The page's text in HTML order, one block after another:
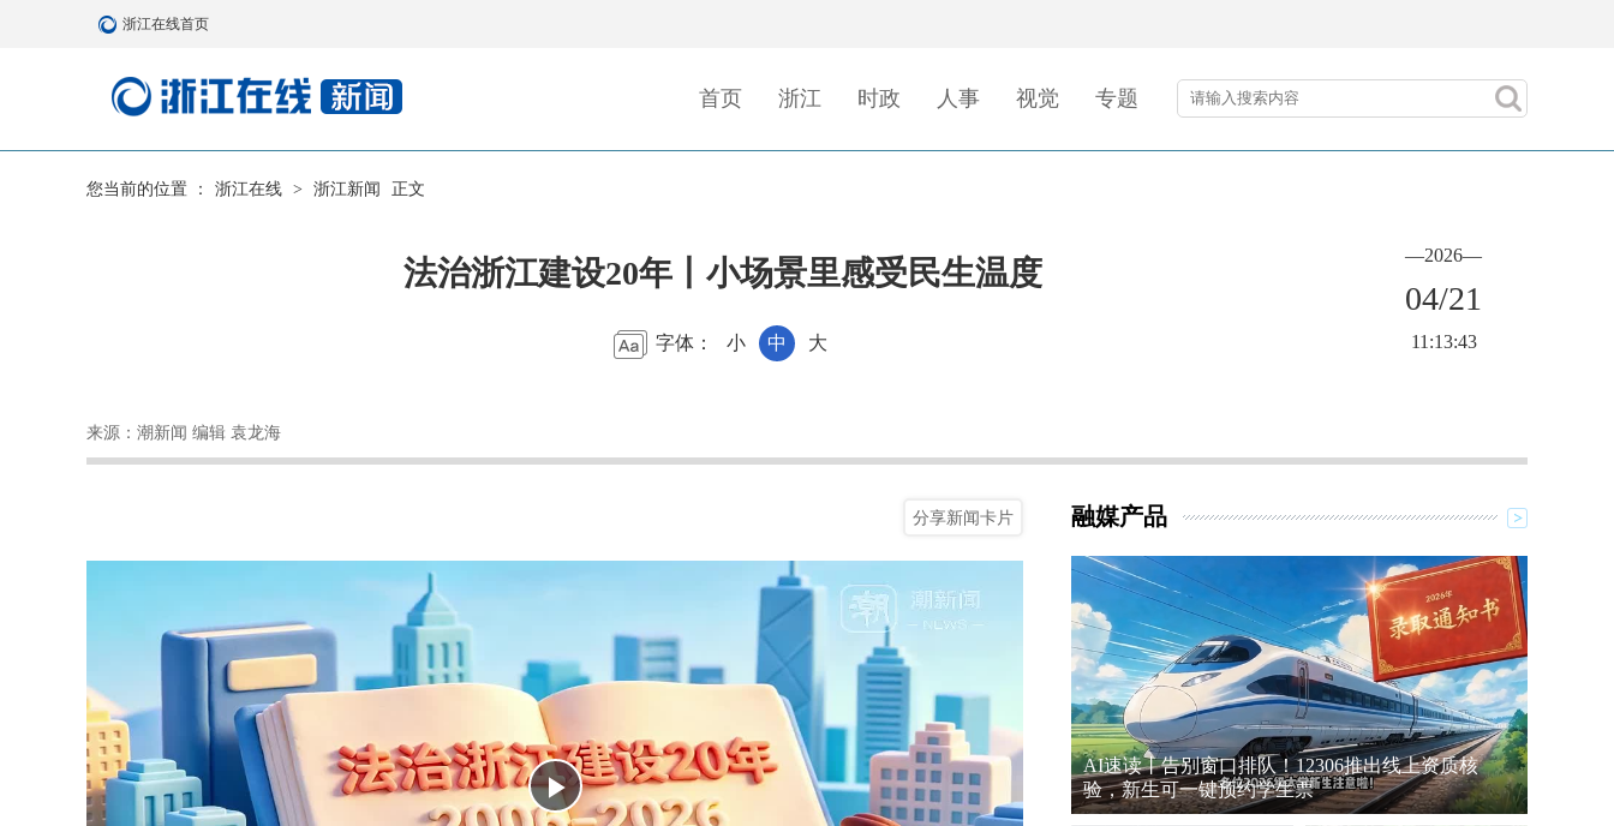
浙江在线首页
首页 浙江 时政 人事 视觉 专题
您当前的位置 ： 浙江在线 > 浙江新闻 正文
法治浙江建设20年丨小场景里感受民生温度
字体： 小 中 大
—2026—
04/21
11:13:43
来源：潮新闻 编辑 袁龙海
分享新闻卡片 融媒产品
AI速读丨告别窗口排队！12306推出线上资质核
验，新生可一键预约学生票